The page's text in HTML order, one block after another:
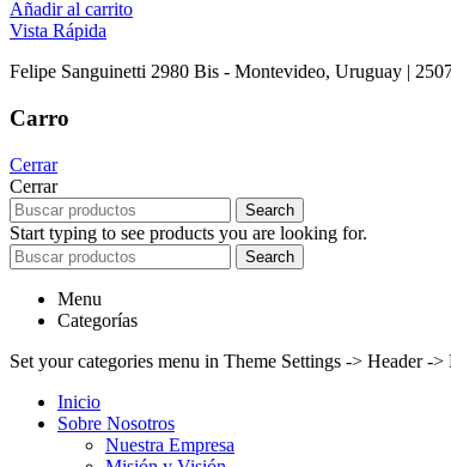
Añadir al carrito
Vista Rápida
Felipe Sanguinetti 2980 Bis - Montevideo, Uruguay |
Carro
Cerrar
Cerrar
Search
Start typing to see products you are looking for.
Search
Menu
Categorías
Set your categories menu in Theme Settings -> Header -
Inicio
Sobre Nosotros
Nuestra Empresa